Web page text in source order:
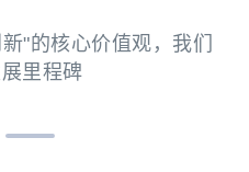
"的核心价值观，我们
里程碑